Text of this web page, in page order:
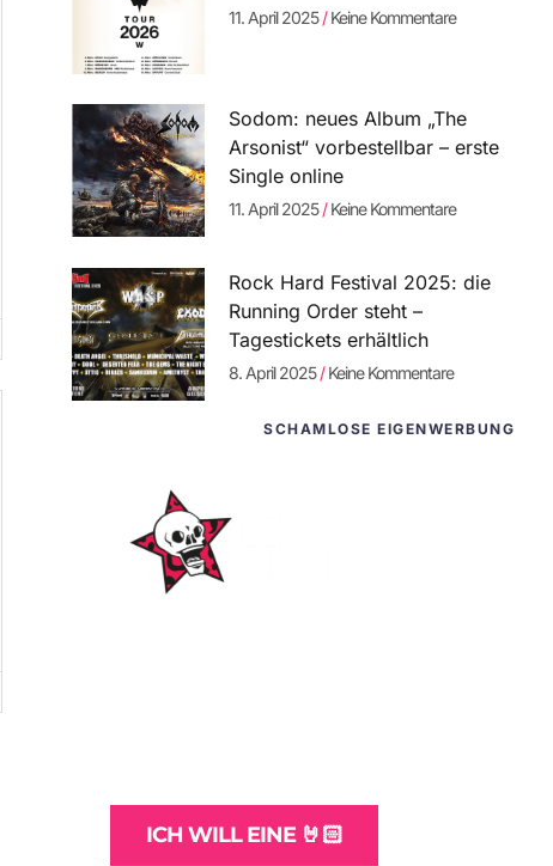
11. April 2025 Keine Kommentare
Sodom: neues Album „The
Arsonist“ vorbestellbar – erste
Single online
11. April 2025 Keine Kommentare
Rock Hard Festival 2025: die
Running Order steht –
Tagestickets erhältlich
8. April 2025 Keine Kommentare
SCHAMLOSE EIGENWERBUNG
ICH WILL EINE 🤘🏻